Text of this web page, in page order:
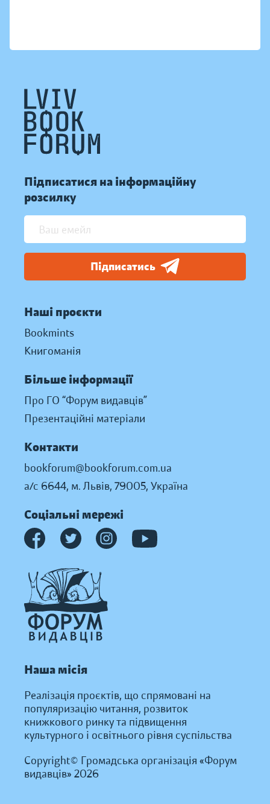
Підписатися на інформаційну
розсилку
Підписатись
Наші проєкти
Bookmints
Книгоманія
Більше інформації
Про ГО “Форум видавців”
Презентаційні матеріали
Контакти
bookforum@bookforum.com.ua
а/с 6644, м. Львів, 79005, Україна
Соціальні мережі
Наша місія
Реалізація проєктів, що спрямовані на
популяризацію читання, розвиток
книжкового ринку та підвищення
культурного і освітнього рівня суспільства
Copyright© Громадська організація «Форум
видавців» 2026